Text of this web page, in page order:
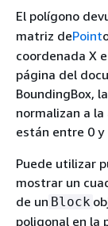
El polígono
matriz dePoint
coordenada X
página del
BoundingBox,
normalizan a
están entre 0 y
Puede utilizar
mostrar un
de un Block
poligonal en la